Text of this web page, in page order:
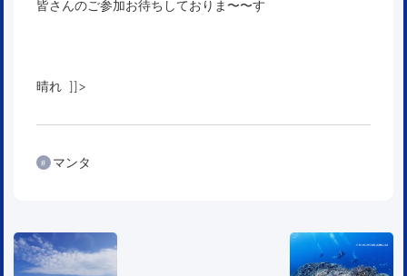
皆さんのご参加お待ちしておりま〜〜す
晴れ ]]>
マンタ